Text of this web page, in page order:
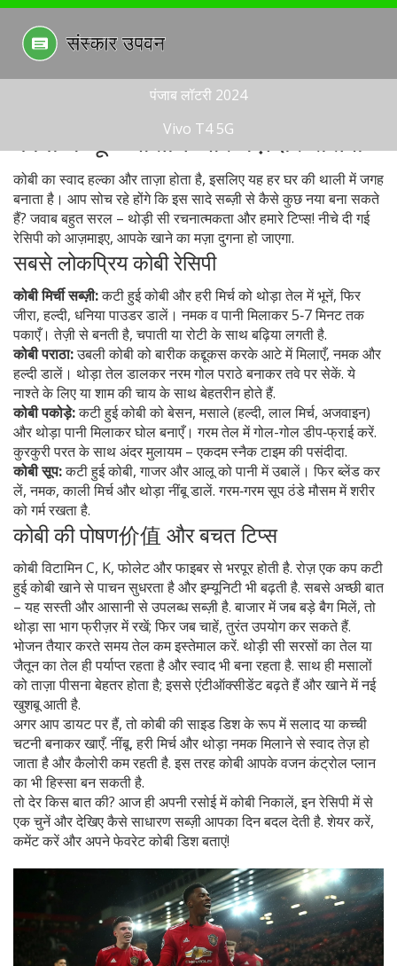
पंजाब लॉटरी 2024
Vivo T4 5G
कोबी मेन्यू - आसान और मज़ेदार रेसिपी
कोबी का स्वाद हल्का और ताज़ा होता है, इसलिए यह हर घर की थाली में जगह
बनाता है। आप सोच रहे होंगे कि इस सादे सब्ज़ी से कैसे कुछ नया बना सकते
हैं? जवाब बहुत सरल – थोड़ी सी रचनात्मकता और हमारे टिप्स! नीचे दी गई
रेसिपी को आज़माइए, आपके खाने का मज़ा दुगना हो जाएगा.
सबसे लोकप्रिय कोबी रेसिपी
कोबी मिर्ची सब्ज़ी:कटी हुई कोबी और हरी मिर्च को थोड़ा तेल में भूनें, फिर
जीरा, हल्दी, धनिया पाउडर डालें। नमक व पानी मिलाकर 5‑7 मिनट तक
पकाएँ। तेज़ी से बनती है, चपाती या रोटी के साथ बढ़िया लगती है.
कोबी पराठा:उबली कोबी को बारीक कद्दूकस करके आटे में मिलाएँ, नमक और
हल्दी डालें। थोड़ा तेल डालकर नरम गोल पराठे बनाकर तवे पर सेकें. ये
नाश्ते के लिए या शाम की चाय के साथ बेहतरीन होते हैं.
कोबी पकोड़े:कटी हुई कोबी को बेसन, मसाले (हल्दी, लाल मिर्च, अजवाइन)
और थोड़ा पानी मिलाकर घोल बनाएँ। गरम तेल में गोल-गोल डीप‑फ्राई करें.
कुरकुरी परत के साथ अंदर मुलायम – एकदम स्नैक टाइम की पसंदीदा.
कोबी सूप:कटी हुई कोबी, गाजर और आलू को पानी में उबालें। फिर ब्लेंड कर
लें, नमक, काली मिर्च और थोड़ा नींबू डालें. गरम‑गरम सूप ठंडे मौसम में शरीर
को गर्म रखता है.
कोबी की पोषण价值 और बचत टिप्स
कोबी विटामिन C, K, फोलेट और फाइबर से भरपूर होती है. रोज़ एक कप कटी
हुई कोबी खाने से पाचन सुधरता है और इम्यूनिटी भी बढ़ती है. सबसे अच्छी बात
– यह सस्ती और आसानी से उपलब्ध सब्ज़ी है. बाजार में जब बड़े बैग मिलें, तो
थोड़ा सा भाग फ्रीज़र में रखें; फिर जब चाहें, तुरंत उपयोग कर सकते हैं.
भोजन तैयार करते समय तेल कम इस्तेमाल करें. थोड़ी सी सरसों का तेल या
जैतून का तेल ही पर्याप्त रहता है और स्वाद भी बना रहता है. साथ ही मसालों
को ताज़ा पीसना बेहतर होता है; इससे एंटीऑक्सीडेंट बढ़ते हैं और खाने में नई
खुशबू आती है.
अगर आप डायट पर हैं, तो कोबी की साइड डिश के रूप में सलाद या कच्ची
चटनी बनाकर खाएँ. नींबू, हरी मिर्च और थोड़ा नमक मिलाने से स्वाद तेज़ हो
जाता है और कैलोरी कम रहती है. इस तरह कोबी आपके वजन कंट्रोल प्लान
का भी हिस्सा बन सकती है.
तो देर किस बात की? आज ही अपनी रसोई में कोबी निकालें, इन रेसिपी में से
एक चुनें और देखिए कैसे साधारण सब्ज़ी आपका दिन बदल देती है. शेयर करें,
कमेंट करें और अपने फेवरेट कोबी डिश बताएं!